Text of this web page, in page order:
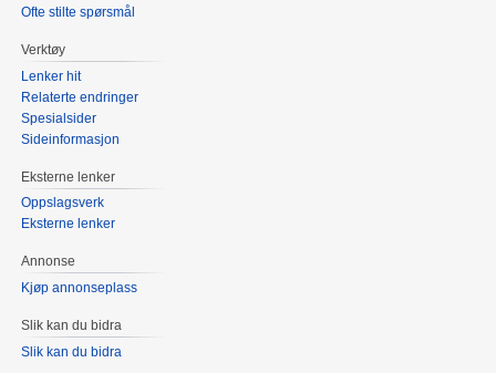
Ofte stilte spørsmål
Verktøy
Lenker hit
Relaterte endringer
Spesialsider
Sideinformasjon
Eksterne lenker
Oppslagsverk
Eksterne lenker
Annonse
Kjøp annonseplass
Slik kan du bidra
Slik kan du bidra